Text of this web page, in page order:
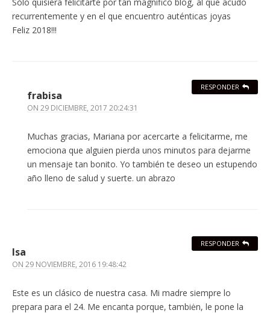
recurrentemente y en el que encuentro auténticas joyas
Feliz 2018!!!
frabisa
ON 29 DICIEMBRE, 2017 20:24:31
Muchas gracias, Mariana por acercarte a felicitarme, me
emociona que alguien pierda unos minutos para dejarme
un mensaje tan bonito. Yo también te deseo un estupendo
año lleno de salud y suerte. un abrazo
RESPONDER
Isa
ON 29 NOVIEMBRE, 2016 19:48:42
Este es un clásico de nuestra casa. Mi madre siempre lo
prepara para el 24. Me encanta porque, tambiėn, le pone la
RESPONDER